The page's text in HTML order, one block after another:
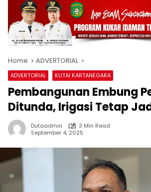
Home ADVERTORIAL
ADVERTORIAL KUTAI KARTANEGARA
Pembangunan Embung
Ditunda, Irigasi Tetap
Dutaadmin
3 Min Read
September 4, 2025